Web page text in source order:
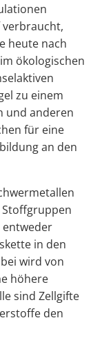
heute nach
ökologischen
zu einem
und anderen
für eine
an den
in den
wird von
höhere
sind Zellgifte
den